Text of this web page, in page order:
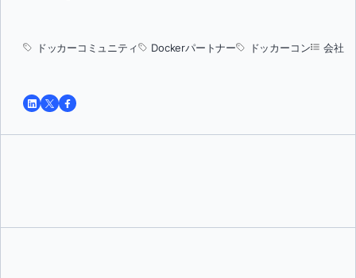
ドッカーコミュニティ Dockerパートナー ドッカーコン 会社